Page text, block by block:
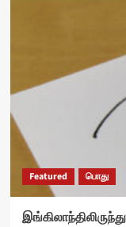
Featured பொது